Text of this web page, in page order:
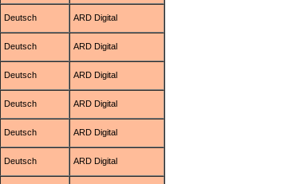
Deutsch ARD Digital
Deutsch ARD Digital
Deutsch ARD Digital
Deutsch ARD Digital
Deutsch ARD Digital
Deutsch ARD Digital